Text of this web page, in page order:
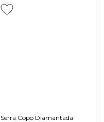
Serra Copo Diamantada